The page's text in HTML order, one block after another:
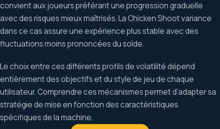
convient aux joueurs préférant une progression graduelle
avec des risques mieux maîtrisés. La Chicken Shoot variance
dans ce cas assure une expérience plus stable avec des
fluctuations moins prononcées du solde.
Le choix entre ces différents profils de volatilité dépend
entièrement des objectifs et du style de jeu de chaque
utilisateur. Comprendre ces mécanismes permet d’adapter sa
stratégie de mise en fonction des caractéristiques
spécifiques de la machine.